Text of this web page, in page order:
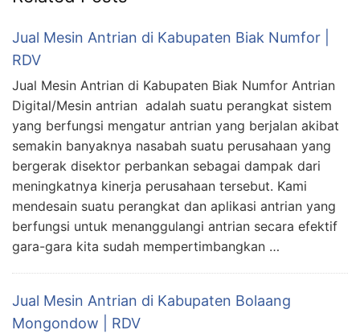
Jual Mesin Antrian di Kabupaten Biak Numfor |
RDV
Jual Mesin Antrian di Kabupaten Biak Numfor Antrian
Digital/Mesin antrian adalah suatu perangkat sistem
yang berfungsi mengatur antrian yang berjalan akibat
semakin banyaknya nasabah suatu perusahaan yang
bergerak disektor perbankan sebagai dampak dari
meningkatnya kinerja perusahaan tersebut. Kami
mendesain suatu perangkat dan aplikasi antrian yang
berfungsi untuk menanggulangi antrian secara efektif
gara-gara kita sudah mempertimbangkan …
Jual Mesin Antrian di Kabupaten Bolaang
Mongondow | RDV